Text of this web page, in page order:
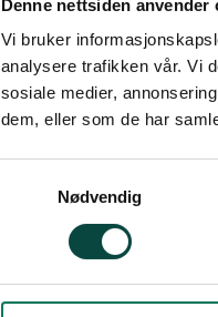
Denne nettsiden anvender
Vi bruker
analysere trafikken vår. Vi
sosiale medier,
dem, eller som de har
Nødvendig